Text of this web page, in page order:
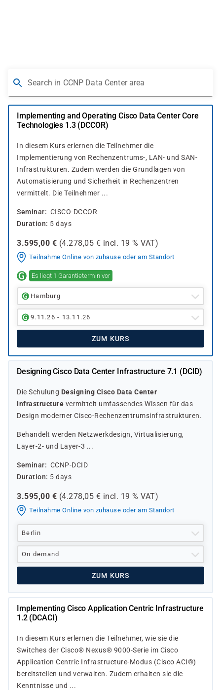
Search in CCNP Data Center area
Implementing and Operating Cisco Data Center Core
Technologies 1.3 (DCCOR)
In diesem Kurs erlernen die Teilnehmer die
Implementierung von Rechenzentrums-, LAN- und SAN-
Infrastrukturen. Zudem werden die Grundlagen von
Automatisierung und Sicherheit in Rechenzentren
vermittelt. Die Teilnehmer ...
Seminar
CISCO-DCCOR
Duration
5 days
3.595,00 € (4.278,05 € incl. 19 % VAT)
Teilnahme Online von zuhause oder am Standort
Es liegt 1 Garantietermin vor
Hamburg
9.11.26 - 13.11.26
ZUM KURS
Designing Cisco Data Center Infrastructure 7.1 (DCID)
Die Schulung Designing Cisco Data Center
Infrastructure vermittelt umfassendes Wissen für das
Design moderner Cisco-Rechenzentrumsinfrastrukturen.
Behandelt werden Netzwerkdesign, Virtualisierung,
Layer-2- und Layer-3 ...
Seminar
CCNP-DCID
Duration
5 days
3.595,00 € (4.278,05 € incl. 19 % VAT)
Teilnahme Online von zuhause oder am Standort
Berlin
On demand
ZUM KURS
Implementing Cisco Application Centric Infrastructure
1.2 (DCACI)
In diesem Kurs erlernen die Teilnehmer, wie sie die
Switches der Cisco® Nexus® 9000-Serie im Cisco
Application Centric Infrastructure-Modus (Cisco ACI®)
bereitstellen und verwalten. Zudem erhalten sie die
Kenntnisse und ...